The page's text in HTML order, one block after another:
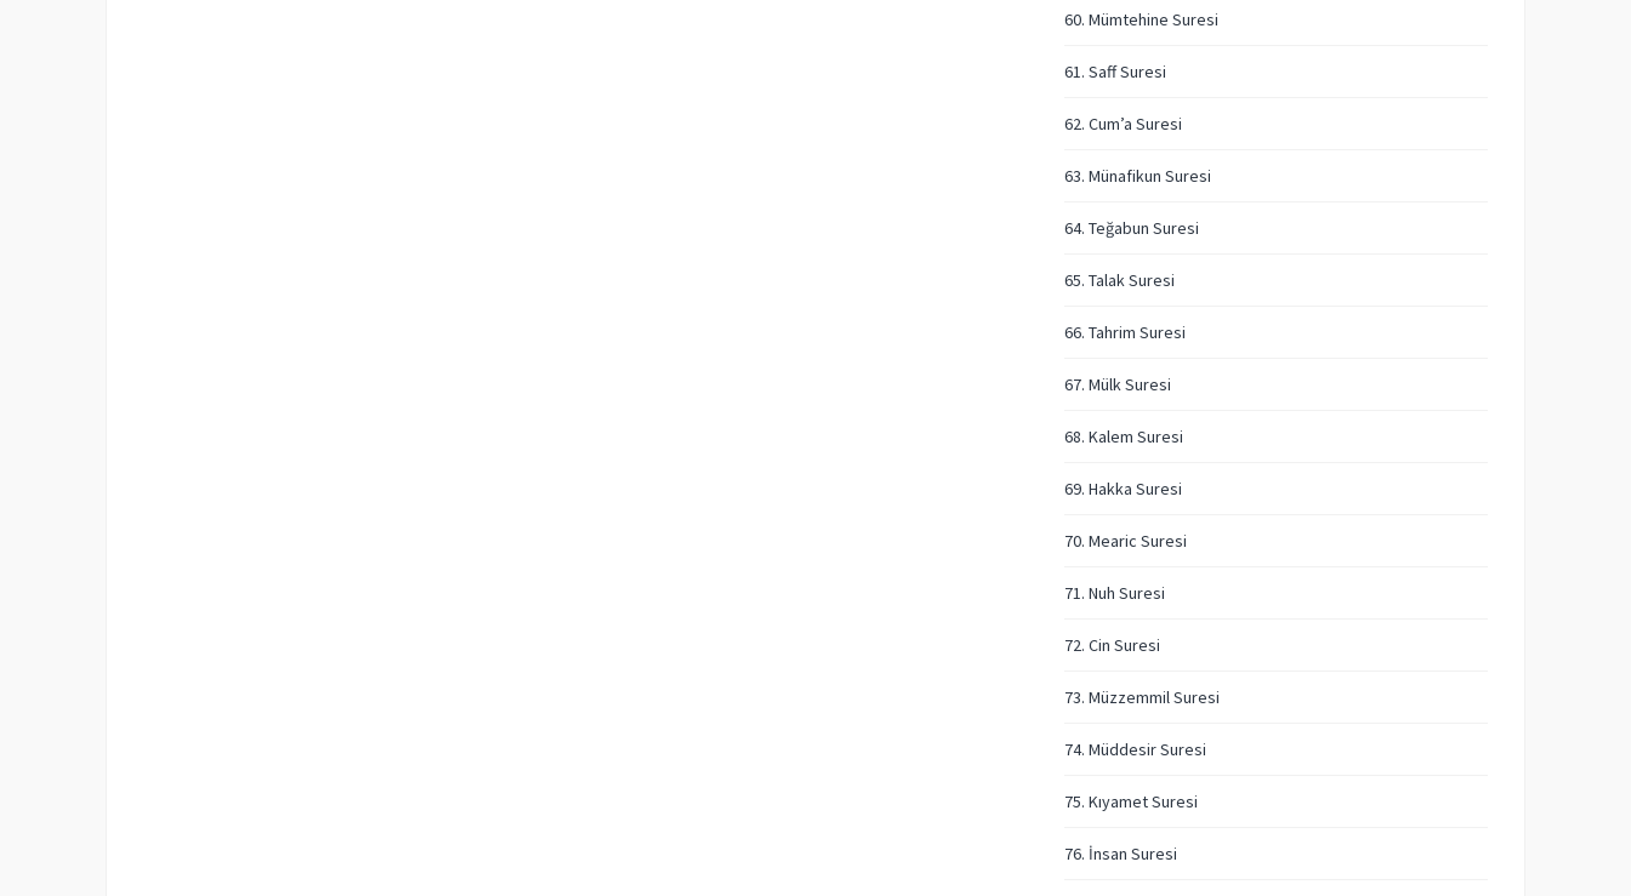
60. Mümtehine Suresi
61. Saff Suresi
62. Cum’a Suresi
63. Münafikun Suresi
64. Teğabun Suresi
65. Talak Suresi
66. Tahrim Suresi
67. Mülk Suresi
68. Kalem Suresi
69. Hakka Suresi
70. Mearic Suresi
71. Nuh Suresi
72. Cin Suresi
73. Müzzemmil Suresi
74. Müddesir Suresi
75. Kıyamet Suresi
76. İnsan Suresi